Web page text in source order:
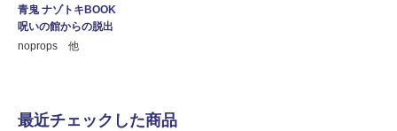
青鬼 ナゾトキBOOK
呪いの館からの脱出
noprops 他
最近チェックした商品